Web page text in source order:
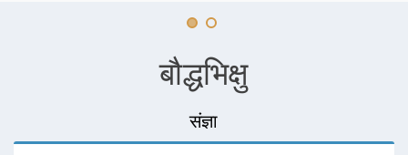
बौद्धभिक्षु
संज्ञा